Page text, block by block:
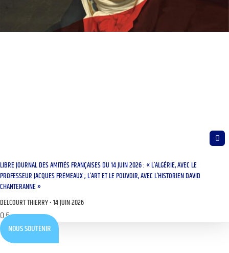
LIBRE JOURNAL DES AMITIÉS FRANÇAISES DU 14 JUIN 2026 : « L’ALGÉRIE, AVEC LE
PROFESSEUR JACQUES FRÉMEAUX ; L’ART ET LE POUVOIR, AVEC L’HISTORIEN DAVID
CHANTERANNE »
DELCOURT THIERRY 14 JUIN 2026
NOUS SOUTENIR